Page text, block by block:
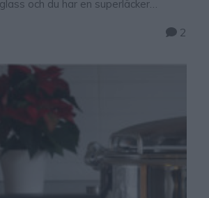
och du har en superläcker
men jag kallar dessa godingar
hallonsylt (eller blåbärssylt). Reklam
ugnsformDen här formen är
2